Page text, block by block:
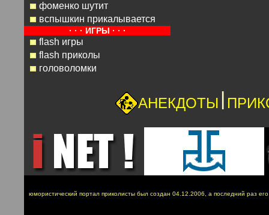
фоменко шутит
вспышкин прикалывается
· · · ИГРЫ · · ·
flash игры
flash приколы
головоломки
АНЕКДОТЫ |
юмористический портал приколисты был создан 04.12.2006, а последний раз